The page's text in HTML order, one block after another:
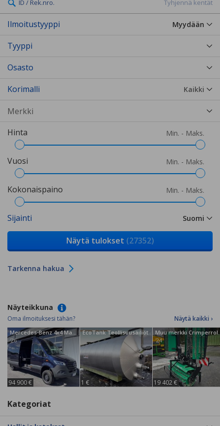
Tyhjennä kentät
ID / Rek.nro.
Myydään
Ilmoitustyyppi
Tyyppi
Osasto
Kaikki
Korimalli
Min. - Maks.
Hinta
Min. - Maks.
Vuosi
Min. - Maks.
Kokonaispaino
Suomi
Sijainti
Näytä tulokset (27352)
Tarkenna hakua
Näyteikkuna
Oma ilmoituksesi tähän? Näytä kaikki ›
'26
94 900 €
EcoTank Teollisuusäiliöt
1 €
'24
19 402 €
Kategoriat